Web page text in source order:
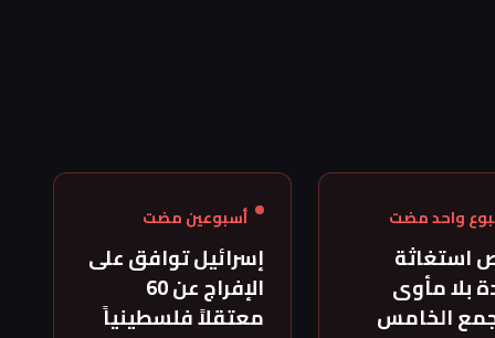
واحد مضت
استغاثة
بلا مأوى
الخامس
أسبوعين مضت
إسرائيل توافق على
الإفراج عن 60
معتقلاً فلسطينياً